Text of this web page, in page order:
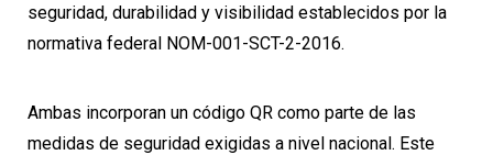
seguridad, durabilidad y visibilidad establecidos por la
normativa federal NOM-001-SCT-2-2016.
Ambas incorporan un código QR como parte de las
medidas de seguridad exigidas a nivel nacional. Este